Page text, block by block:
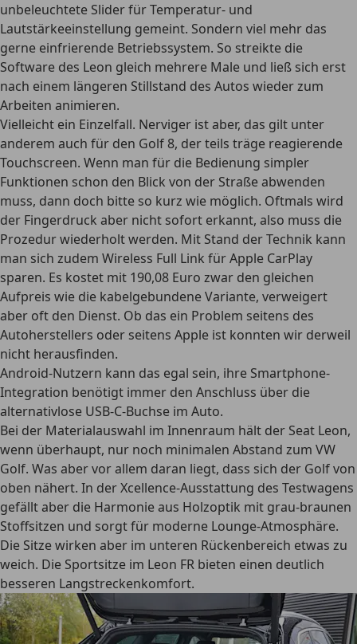
unbeleuchtete Slider für Temperatur- und
Lautstärkeeinstellung gemeint. Sondern viel mehr das
gerne einfrierende Betriebssystem. So streikte die
Software des Leon gleich mehrere Male und ließ sich erst
nach einem längeren Stillstand des Autos wieder zum
Arbeiten animieren.
Vielleicht ein Einzelfall. Nerviger ist aber, das gilt unter
anderem auch für den Golf 8, der teils träge reagierende
Touchscreen. Wenn man für die Bedienung simpler
Funktionen schon den Blick von der Straße abwenden
muss, dann doch bitte so kurz wie möglich. Oftmals wird
der Fingerdruck aber nicht sofort erkannt, also muss die
Prozedur wiederholt werden. Mit Stand der Technik kann
man sich zudem Wireless Full Link für Apple CarPlay
sparen. Es kostet mit 190,08 Euro zwar den gleichen
Aufpreis wie die kabelgebundene Variante, verweigert
aber oft den Dienst. Ob das ein Problem seitens des
Autoherstellers oder seitens Apple ist konnten wir derweil
nicht herausfinden.
Android-Nutzern kann das egal sein, ihre Smartphone-
Integration benötigt immer den Anschluss über die
alternativlose USB-C-Buchse im Auto.
Bei der Materialauswahl im Innenraum hält der Seat Leon,
wenn überhaupt, nur noch minimalen Abstand zum VW
Golf. Was aber vor allem daran liegt, dass sich der Golf von
oben nähert. In der Xcellence-Ausstattung des Testwagens
gefällt aber die Harmonie aus Holzoptik mit grau-braunen
Stoffsitzen und sorgt für moderne Lounge-Atmosphäre.
Die Sitze wirken aber im unteren Rückenbereich etwas zu
weich. Die Sportsitze im Leon FR bieten einen deutlich
besseren Langstreckenkomfort.